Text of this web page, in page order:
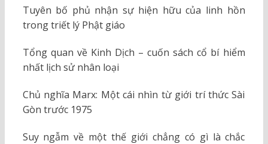
Tuyên bố phủ nhận sự hiện hữu của linh hồn
trong triết lý Phật giáo
Tổng quan về Kinh Dịch – cuốn sách cổ bí hiểm
nhất lịch sử nhân loại
Chủ nghĩa Marx: Một cái nhìn từ giới trí thức Sài
Gòn trước 1975
Suy ngẫm về một thế giới chẳng có gì là chắc